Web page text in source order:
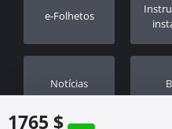
1765 $
Revendedores
e-Folhetos
Notícias